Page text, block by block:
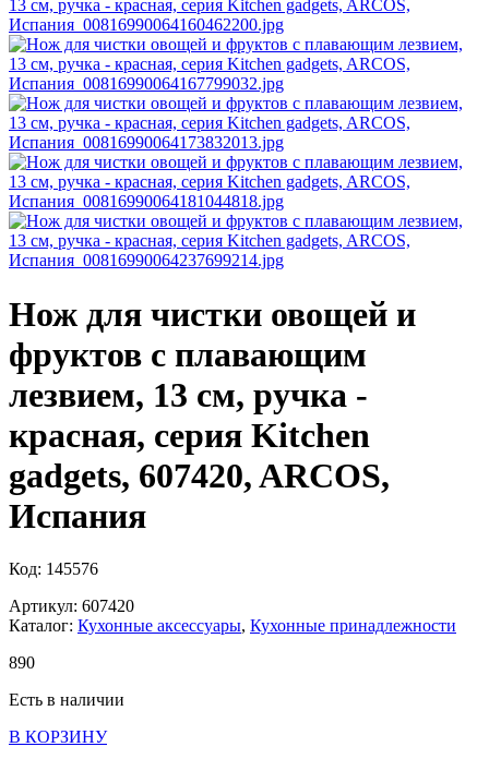
Нож для чистки овощей и
фруктов с плавающим
лезвием, 13 см, ручка -
красная, серия Kitchen
gadgets, 607420, ARCOS,
Испания
Код: 145576
Артикул: 607420
Каталог: Кухонные аксессуары, Кухонные принадлежности
890
Есть в наличии
В КОРЗИНУ